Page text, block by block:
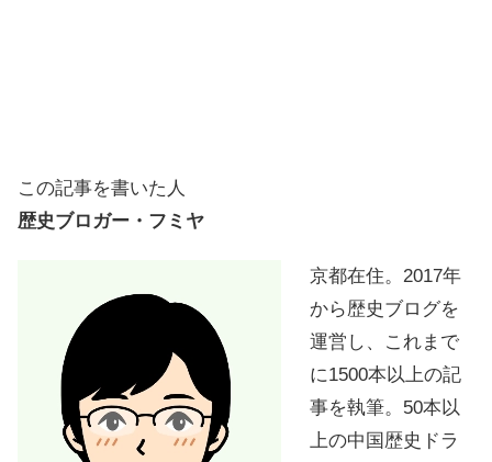
この記事を書いた人
歴史ブロガー・フミヤ
京都在住。2017年
から歴史ブログを
運営し、これまで
に1500本以上の記
事を執筆。50本以
上の中国歴史ドラ